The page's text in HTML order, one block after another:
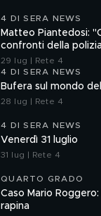
4 DI SERA NEWS
Matteo Piantedosi:
confronti della
29 lug | Rete 4
4 DI SERA NEWS
Bufera sul mondo
28 lug | Rete 4
4 DI SERA NEWS
Venerdì 31 luglio
31 lug | Rete 4
QUARTO GRADO
Caso Mario
rapina